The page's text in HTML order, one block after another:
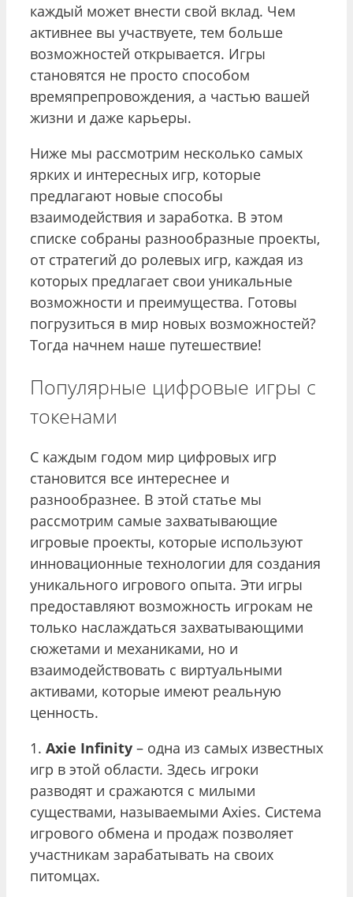
каждый может внести свой вклад. Чем
активнее вы участвуете, тем больше
возможностей открывается. Игры
становятся не просто способом
времяпрепровождения, а частью вашей
жизни и даже карьеры.
Ниже мы рассмотрим несколько самых
ярких и интересных игр, которые
предлагают новые способы
взаимодействия и заработка. В этом
списке собраны разнообразные проекты,
от стратегий до ролевых игр, каждая из
которых предлагает свои уникальные
возможности и преимущества. Готовы
погрузиться в мир новых возможностей?
Тогда начнем наше путешествие!
Популярные цифровые игры с
токенами
С каждым годом мир цифровых игр
становится все интереснее и
разнообразнее. В этой статье мы
рассмотрим самые захватывающие
игровые проекты, которые используют
инновационные технологии для создания
уникального игрового опыта. Эти игры
предоставляют возможность игрокам не
только наслаждаться захватывающими
сюжетами и механиками, но и
взаимодействовать с виртуальными
активами, которые имеют реальную
ценность.
1. Axie Infinity – одна из самых известных
игр в этой области. Здесь игроки
разводят и сражаются с милыми
существами, называемыми Axies. Система
игрового обмена и продаж позволяет
участникам зарабатывать на своих
питомцах.